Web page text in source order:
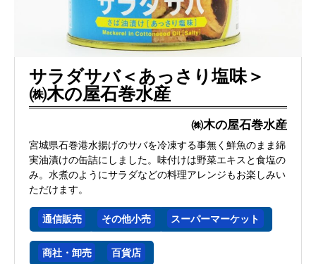
サラダサバ＜あっさり塩味＞
㈱木の屋石巻水産
㈱木の屋石巻水産
宮城県石巻港水揚げのサバを冷凍する事無く鮮魚のまま綿
実油漬けの缶詰にしました。味付けは野菜エキスと食塩の
み。水煮のようにサラダなどの料理アレンジもお楽しみい
ただけます。
通信販売 その他小売 スーパーマーケット
商社・卸売 百貨店